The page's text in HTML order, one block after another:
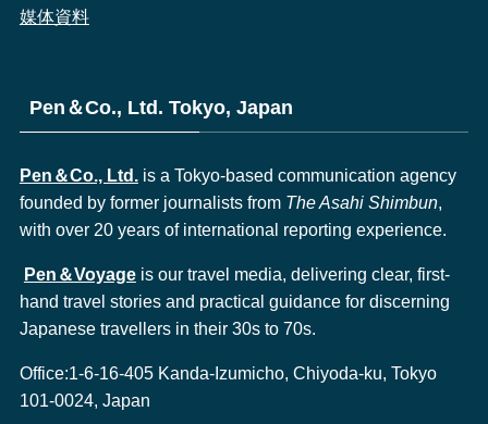
媒体資料
Pen＆Co., Ltd. Tokyo, Japan
Pen＆Co., Ltd.is a Tokyo-based communication agency
founded by former journalists from The Asahi Shimbun,
with over 20 years of international reporting experience.
Pen＆Voyage is our travel media, delivering clear, first-
hand travel stories and practical guidance for discerning
Japanese travellers in their 30s to 70s.
Office:1-6-16-405 Kanda-Izumicho, Chiyoda-ku, Tokyo
101-0024, Japan